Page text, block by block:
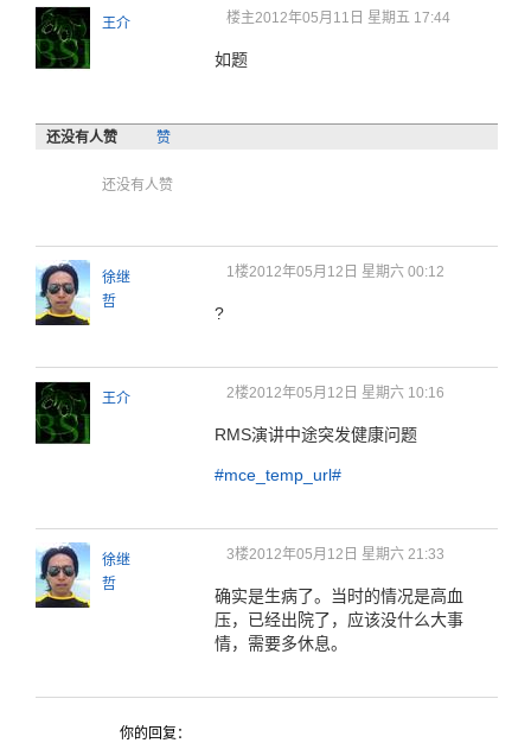
王介 楼主2012年05月11日 星期五 17:44
如题
还没有人赞 赞
还没有人赞
徐继
哲
1楼2012年05月12日 星期六 00:12
?
王介 2楼2012年05月12日 星期六 10:16
RMS演讲中途突发健康问题
#mce_temp_url#
徐继
哲
3楼2012年05月12日 星期六 21:33
确实是生病了。当时的情况是高血
压，已经出院了，应该没什么大事
情，需要多休息。
你的回复：